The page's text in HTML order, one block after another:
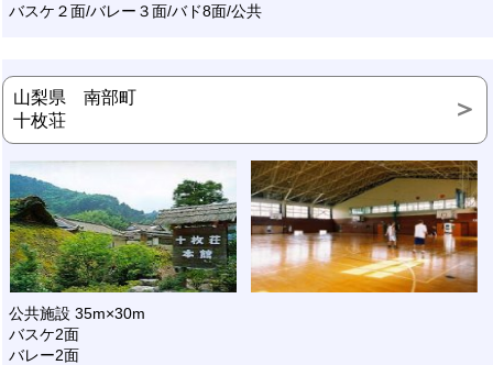
バスケ２面/バレー３面/バド8面/公共
山梨県 南部町
十枚荘
公共施設 35m×30m
バスケ2面
バレー2面